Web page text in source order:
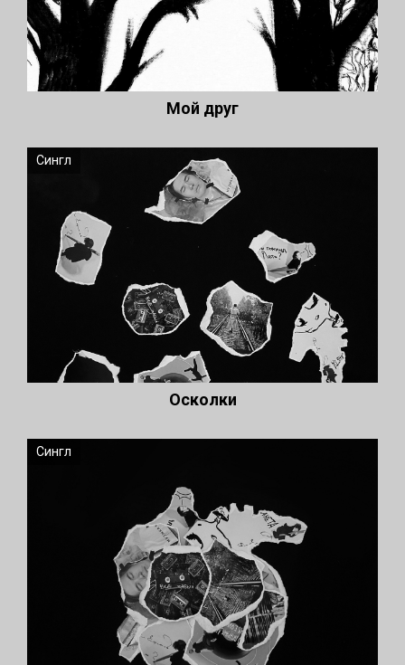
Мой друг
Сингл
Осколки
Сингл